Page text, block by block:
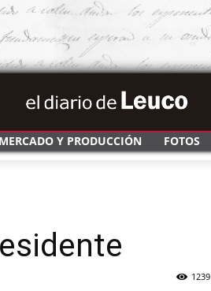
MERCADO Y PRODUCCIÓN FOTOS
1239